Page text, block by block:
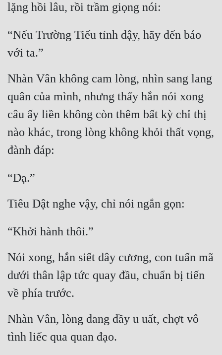
lặng hồi lâu, rồi trầm giọng nói:
“Nếu Trường Tiếu tỉnh dậy, hãy đến báo
với ta.”
Nhàn Vân không cam lòng, nhìn sang lang
quân của mình, nhưng thấy hắn nói xong
câu ấy liền không còn thêm bất kỳ chỉ thị
nào khác, trong lòng không khỏi thất vọng,
đành đáp:
“Dạ.”
Tiêu Dật nghe vậy, chỉ nói ngắn gọn:
“Khởi hành thôi.”
Nói xong, hắn siết dây cương, con tuấn mã
dưới thân lập tức quay đầu, chuẩn bị tiến
về phía trước.
Nhàn Vân, lòng đang đầy u uất, chợt vô
tình liếc qua quan đạo.